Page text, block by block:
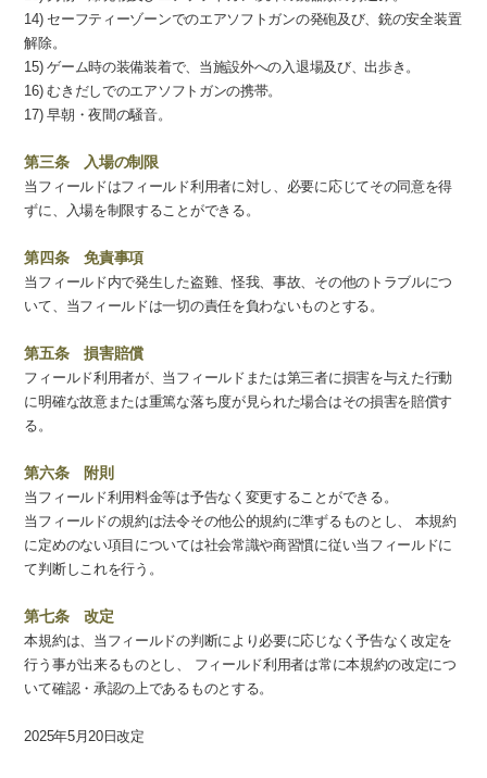
14) セーフティーゾーンでのエアソフトガンの発砲及び、銃の安全装置
解除。
15) ゲーム時の装備装着で、当施設外への入退場及び、出歩き。
16) むきだしでのエアソフトガンの携帯。
17) 早朝・夜間の騒音。
第三条 入場の制限
当フィールドはフィールド利用者に対し、必要に応じてその同意を得
ずに、入場を制限することができる。
第四条 免責事項
当フィールド内で発生した盗難、怪我、事故、その他のトラブルにつ
いて、当フィールドは一切の責任を負わないものとする。
第五条 損害賠償
フィールド利用者が、当フィールドまたは第三者に損害を与えた行動
に明確な故意または重篤な落ち度が見られた場合はその損害を賠償す
る。
第六条 附則
当フィールド利用料金等は予告なく変更することができる。
当フィールドの規約は法令その他公的規約に準ずるものとし、 本規約
に定めのない項目については社会常識や商習慣に従い当フィールドに
て判断しこれを行う。
第七条 改定
本規約は、当フィールドの判断により必要に応じなく予告なく改定を
行う事が出来るものとし、 フィールド利用者は常に本規約の改定につ
いて確認・承認の上であるものとする。
2025年5月20日改定